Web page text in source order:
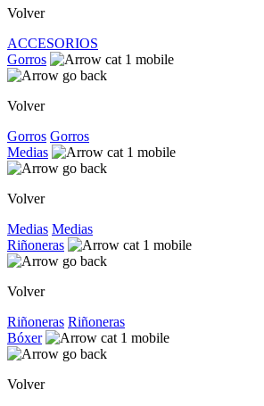
Volver
ACCESORIOS
Gorros
Volver
Gorros Gorros
Medias
Volver
Medias Medias
Riñoneras
Volver
Riñoneras Riñoneras
Bóxer
Volver